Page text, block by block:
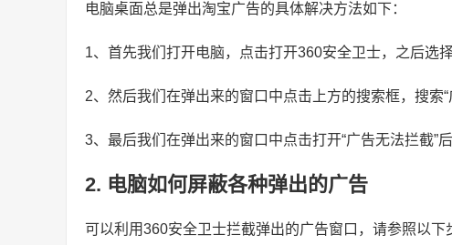
电脑桌面总是弹出淘宝广告的具体解决方法如下：
1、首先我们打开电脑，点击打开360安全卫士，之后选
2、然后我们在弹出来的窗口中点击上方的搜索框，搜索“
3、最后我们在弹出来的窗口中点击打开“广告无法拦截”
2. 电脑如何屏蔽各种弹出的广告
可以利用360安全卫士拦截弹出的广告窗口，请参照以下